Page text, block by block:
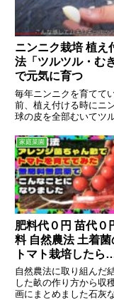
ニンニク栽培 植え
法「ツルツル・む
で元気に育つ
毎年ニンニクを育てて
前、植え付ける時にニ
球の皮を全部むいてツ
教えてもらい、それ以
剥きに剥き...
家庭菜園
肥料代０円 苗代０
料 自然農法 土着菌
トマト栽培したら
ことになってしま
自然農法に取り組んだ
した畝の作り方から収
画にまとめました石灰